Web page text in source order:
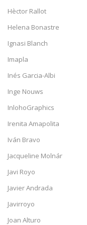
Hèctor Rallot
Helena Bonastre
Ignasi Blanch
Imapla
Inés Garcia-Albi
Inge Nouws
InlohoGraphics
Irenita Amapolita
Iván Bravo
Jacqueline Molnár
Javi Royo
Javier Andrada
Javirroyo
Joan Alturo